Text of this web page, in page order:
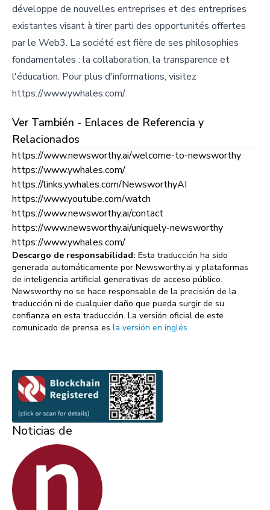
développe de nouvelles entreprises et des entreprises
existantes visant à tirer parti des opportunités offertes
par le Web3. La société est fière de ses philosophies
fondamentales : la collaboration, la transparence et
l'éducation. Pour plus d'informations, visitez
https://www.ywhales.com/.
Ver También - Enlaces de Referencia y
Relacionados
https://www.newsworthy.ai/welcome-to-newsworthy
https://www.ywhales.com/
https://links.ywhales.com/NewsworthyAI
https://www.youtube.com/watch
https://www.newsworthy.ai/contact
https://www.newsworthy.ai/uniquely-newsworthy
https://www.ywhales.com/
Descargo de responsabilidad: Esta traducción ha sido
generada automáticamente por Newsworthy.ai y plataformas
de inteligencia artificial generativas de acceso público.
Newsworthy no se hace responsable de la precisión de la
traducción ni de cualquier daño que pueda surgir de su
confianza en esta traducción. La versión oficial de este
comunicado de prensa es la versión en inglés.
Noticias de